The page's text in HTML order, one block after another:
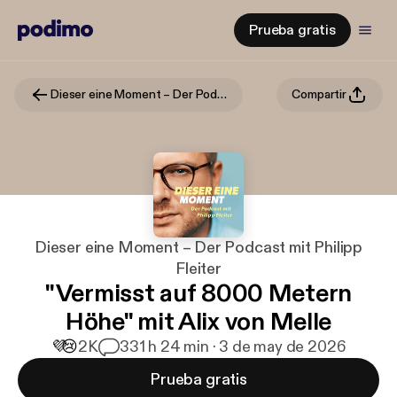
Prueba gratis
Dieser eine Moment – Der Podcast mit Philipp Fleiter Compartir
Dieser eine Moment – Der Podcast mit Philipp
Fleiter
"Vermisst auf 8000 Metern
Höhe" mit Alix von Melle
💜😢2K 331 h 24 min · 3 de may de 2026
Prueba gratis